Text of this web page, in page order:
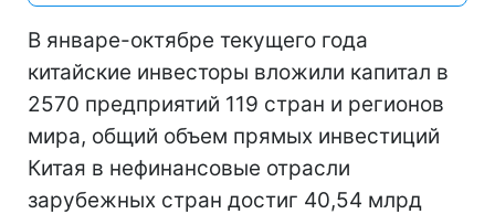
В январе-октябре текущего года
китайские инвесторы вложили капитал в
2570 предприятий 119 стран и регионов
мира, общий объем прямых инвестиций
Китая в нефинансовые отрасли
зарубежных стран достиг 40,54 млрд